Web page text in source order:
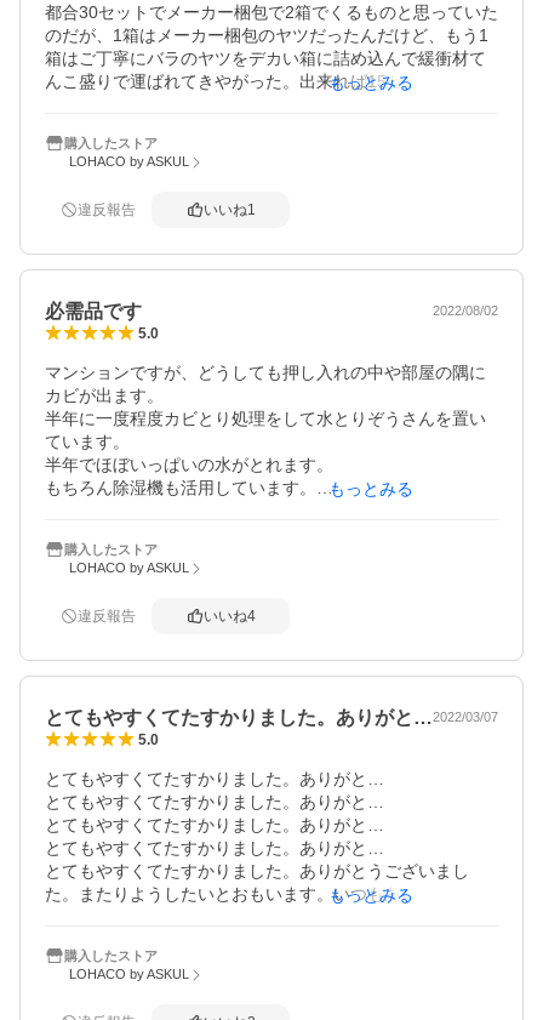
都合30セットでメーカー梱包で2箱でくるものと思っていた
のだが、1箱はメーカー梱包のヤツだったんだけど、もう1
箱はご丁寧にバラのヤツをデカい箱に詰め込んで緩衝材て
んこ盛りで運ばれてきやがった。出来れば15セット（メー
もっとみる
購入したストア
LOHACO by ASKUL
違反報告 いいね1
必需品です 2022/08/02
5.0
マンションですが、どうしても押し入れの中や部屋の隅に
カビが出ます。
半年に一度程度カビとり処理をして水とりぞうさんを置い
ています。
半年でほぼいっぱいの水がとれます。
もちろん除湿機も活用しています。
こなしています。
一度やらないで様子を見たことがありますが、カビだらけ
もっとみる
購入したストア
LOHACO by ASKUL
違反報告 いいね4
とてもやすくてたすかりました。ありがと…2022/03/07
5.0
とてもやすくてたすかりました。ありがと…
とてもやすくてたすかりました。ありがと…
とてもやすくてたすかりました。ありがと…
とてもやすくてたすかりました。ありがと…
とてもやすくてたすかりました。ありがとうございまし
た。またりようしたいとおもいます。いつもありがとうご
す。安
もっとみる
購入したストア
LOHACO by ASKUL